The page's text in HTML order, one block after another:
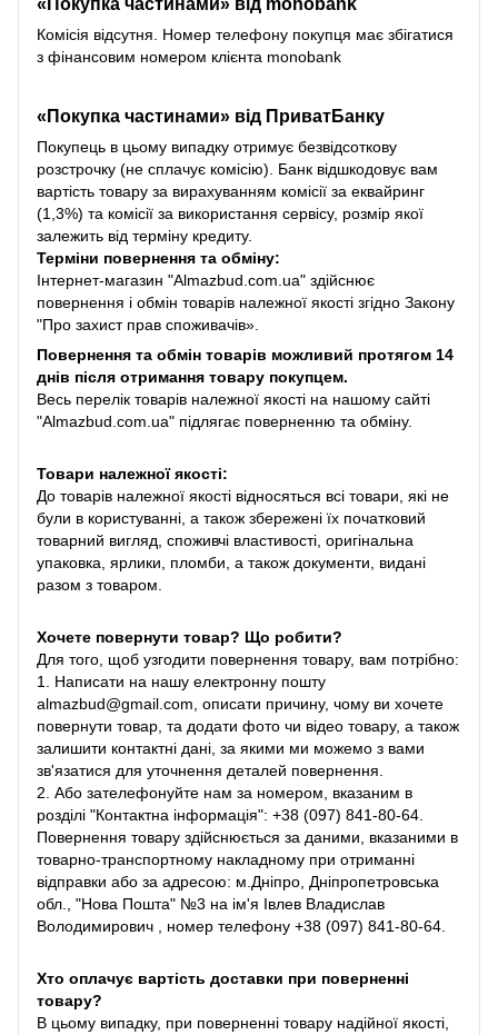
Комісія відсутня. Номер телефону покупця має збігатися
з фінансовим номером клієнта monobank
«Покупка частинами» від ПриватБанку
Покупець в цьому випадку отримує безвідсоткову
розстрочку (не сплачує комісію). Банк відшкодовує вам
вартість товару за вирахуванням комісії за еквайринг
(1,3%) та комісії за використання сервісу, розмір якої
залежить від терміну кредиту.
Терміни повернення та обміну:
Інтернет-магазин "Almazbud.com.ua" здійснює
повернення і обмін товарів належної якості згідно Закону
"Про захист прав споживачів».
Повернення та обмін товарів можливий протягом 14
днів після отримання товару покупцем.
Весь перелік товарів належної якості на нашому сайті
"Almazbud.com.ua" підлягає поверненню та обміну.
Товари належної якості:
До товарів належної якості відносяться всі товари, які не
були в користуванні, а також збережені їх початковий
товарний вигляд, споживчі властивості, оригінальна
упаковка, ярлики, пломби, а також документи, видані
разом з товаром.
Хочете повернути товар? Що робити?
Для того, щоб узгодити повернення товару, вам потрібно:
1. Написати на нашу електронну пошту
almazbud@gmail.com, описати причину, чому ви хочете
повернути товар, та додати фото чи відео товару, а також
залишити контактні дані, за якими ми можемо з вами
зв'язатися для уточнення деталей повернення.
2. Або зателефонуйте нам за номером, вказаним в
розділі "Контактна інформація": +38 (097) 841-80-64.
Повернення товару здійснюється за даними, вказаними в
товарно-транспортному накладному при отриманні
відправки або за адресою: м.Дніпро, Дніпропетровська
обл., "Нова Пошта" №3 на ім'я Івлев Владислав
Володимирович , номер телефону +38 (097) 841-80-64.
Хто оплачує вартість доставки при поверненні
товару?
В цьому випадку, при поверненні товару надійної якості,